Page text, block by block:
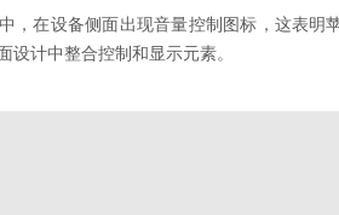
，在设备侧面出现音量控制图标，这表明
设计中整合控制和显示元素。